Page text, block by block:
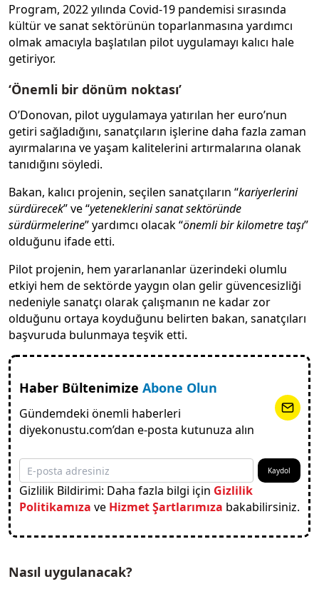
Program, 2022 yılında Covid-19 pandemisi sırasında
kültür ve sanat sektörünün toparlanmasına yardımcı
olmak amacıyla başlatılan pilot uygulamayı kalıcı hale
getiriyor.
‘Önemli bir dönüm noktası’
O’Donovan, pilot uygulamaya yatırılan her euro’nun
getiri sağladığını, sanatçıların işlerine daha fazla zaman
ayırmalarına ve yaşam kalitelerini artırmalarına olanak
tanıdığını söyledi.
Bakan, kalıcı projenin, seçilen sanatçıların “kariyerlerini
sürdürecek” ve “yeteneklerini sanat sektöründe
sürdürmelerine” yardımcı olacak “önemli bir kilometre taşı”
olduğunu ifade etti.
Pilot projenin, hem yararlananlar üzerindeki olumlu
etkiyi hem de sektörde yaygın olan gelir güvencesizliği
nedeniyle sanatçı olarak çalışmanın ne kadar zor
olduğunu ortaya koyduğunu belirten bakan, sanatçıları
başvuruda bulunmaya teşvik etti.
Haber Bültenimize Abone Olun
Gündemdeki önemli haberleri
diyekonustu.com’dan e-posta kutunuza alın
Kaydol
Gizlilik Bildirimi: Daha fazla bilgi için Gizlilik
Politikamıza ve Hizmet Şartlarımıza bakabilirsiniz.
Nasıl uygulanacak?